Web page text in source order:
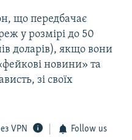
що передбачає
у розмірі до 50
доларів), якщо вони
новини» та
зі своїх
VPN Follow us